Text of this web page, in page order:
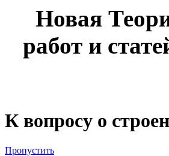
Новая
работ и
К вопросу о
Пропустить